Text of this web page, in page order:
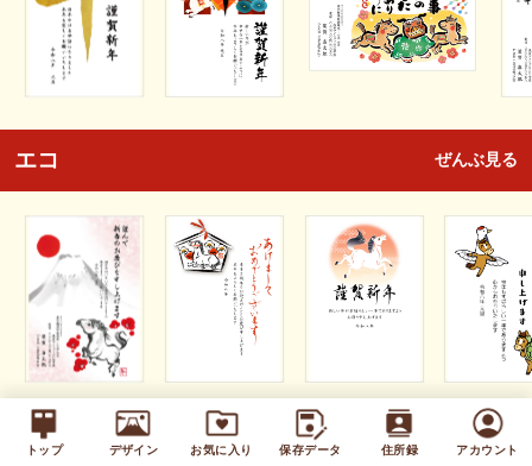
トップ デザイン お気に入り 保存データ 住所録 アカウント
エコ ぜんぶ見る
キッズ ぜんぶ見る